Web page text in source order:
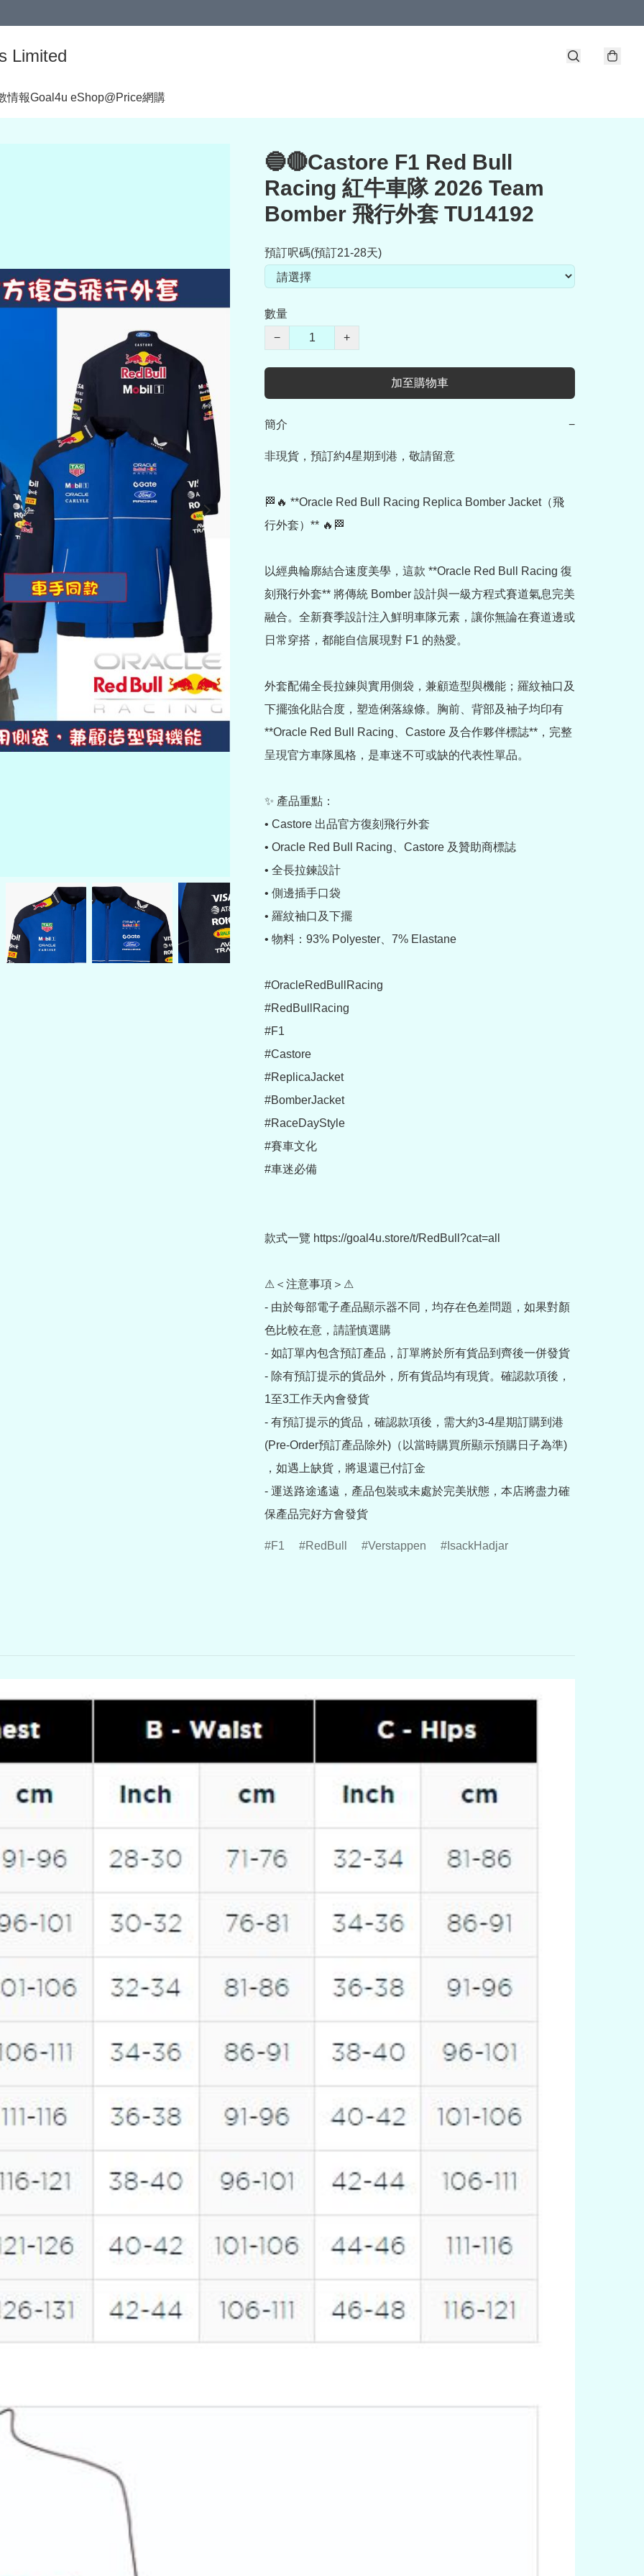
Limited
情報Goal4u eShop@Price網購
🔵🔴Castore F1 Red Bull
Racing 紅牛車隊 2026 Team
Bomber 飛行外套 TU14192
預訂呎碼(預訂21-28天)
數量
−
+
加至購物車
簡介 −
非現貨，預訂約4星期到港，敬請留意
🏁🔥 **Oracle Red Bull Racing Replica Bomber Jacket（飛
行外套）** 🔥🏁
以經典輪廓結合速度美學，這款 **Oracle Red Bull Racing 復
刻飛行外套** 將傳統 Bomber 設計與一級方程式賽道氣息完美
融合。全新賽季設計注入鮮明車隊元素，讓你無論在賽道邊或
日常穿搭，都能自信展現對 F1 的熱愛。
外套配備全長拉鍊與實用側袋，兼顧造型與機能；羅紋袖口及
下擺強化貼合度，塑造俐落線條。胸前、背部及袖子均印有
**Oracle Red Bull Racing、Castore 及合作夥伴標誌**，完整
呈現官方車隊風格，是車迷不可或缺的代表性單品。
✨ 產品重點：
• Castore 出品官方復刻飛行外套
• Oracle Red Bull Racing、Castore 及贊助商標誌
• 全長拉鍊設計
• 側邊插手口袋
• 羅紋袖口及下擺
• 物料：93% Polyester、7% Elastane
#OracleRedBullRacing
#RedBullRacing
#F1
#Castore
#ReplicaJacket
#BomberJacket
#RaceDayStyle
#賽車文化
#車迷必備
款式一覽 https://goal4u.store/t/RedBull?cat=all
⚠＜注意事項＞⚠
- 由於每部電子產品顯示器不同，均存在色差問題，如果對顏
色比較在意，請謹慎選購
- 如訂單內包含預訂產品，訂單將於所有貨品到齊後一併發貨
- 除有預訂提示的貨品外，所有貨品均有現貨。確認款項後，
1至3工作天內會發貨
- 有預訂提示的貨品，確認款項後，需大約3-4星期訂購到港
(Pre-Order預訂產品除外)（以當時購買所顯示預購日子為準)
，如遇上缺貨，將退還已付訂金
- 運送路途遙遠，產品包裝或未處於完美狀態，本店將盡力確
保產品完好方會發貨
F1 RedBull Verstappen IsackHadjar